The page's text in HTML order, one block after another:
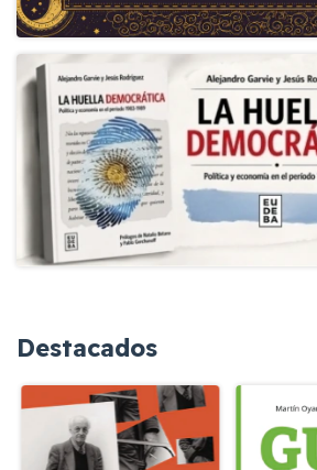
Destacados